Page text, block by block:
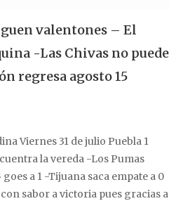
valentones – El
-Las Chivas no puede
regresa agosto 15
Viernes 31 de julio Puebla 1
la vereda -Los Pumas
a 1 -Tijuana saca empate a 0
sabor a victoria pues gracias a